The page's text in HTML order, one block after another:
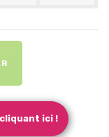
ici !